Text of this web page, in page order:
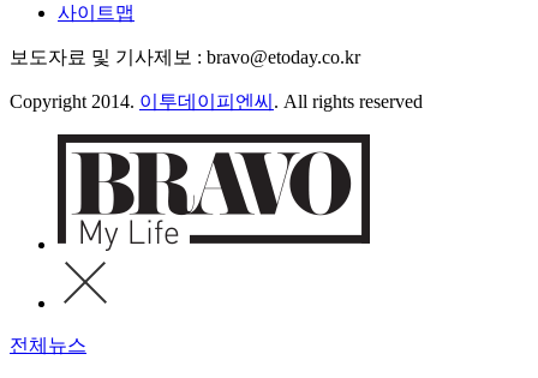
사이트맵
보도자료 및 기사제보 : bravo@etoday.co.kr
Copyright 2014. 이투데이피엔씨 . All rights reserved
전체뉴스